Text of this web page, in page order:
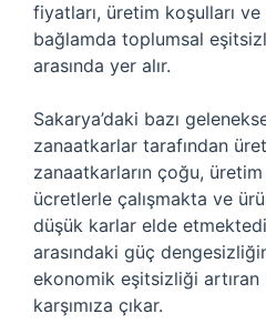
fiyatları, üretim koşulları
bağlamda toplumsal
arasında yer alır.
Sakarya’daki bazı
zanaatkarlar tarafından
zanaatkarların çoğu,
ücretlerle çalışmakta ve
düşük karlar elde
arasındaki güç
ekonomik eşitsizliği
karşımıza çıkar.